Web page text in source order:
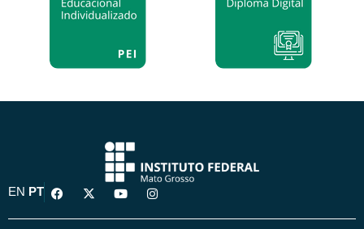
EN PT
F
a
e
X
-
w
Y
o
t
I
n
t